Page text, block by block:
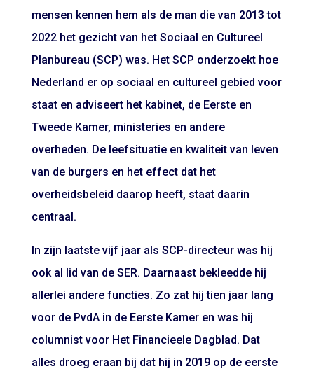
mensen kennen hem als de man die van 2013 tot
2022 het gezicht van het Sociaal en Cultureel
Planbureau (SCP) was. Het SCP onderzoekt hoe
Nederland er op sociaal en cultureel gebied voor
staat en adviseert het kabinet, de Eerste en
Tweede Kamer, ministeries en andere
overheden. De leefsituatie en kwaliteit van leven
van de burgers en het effect dat het
overheidsbeleid daarop heeft, staat daarin
centraal.
In zijn laatste vijf jaar als SCP-directeur was hij
ook al lid van de SER. Daarnaast bekleedde hij
allerlei andere functies. Zo zat hij tien jaar lang
voor de PvdA in de Eerste Kamer en was hij
columnist voor Het Financieele Dagblad. Dat
alles droeg eraan bij dat hij in 2019 op de eerste